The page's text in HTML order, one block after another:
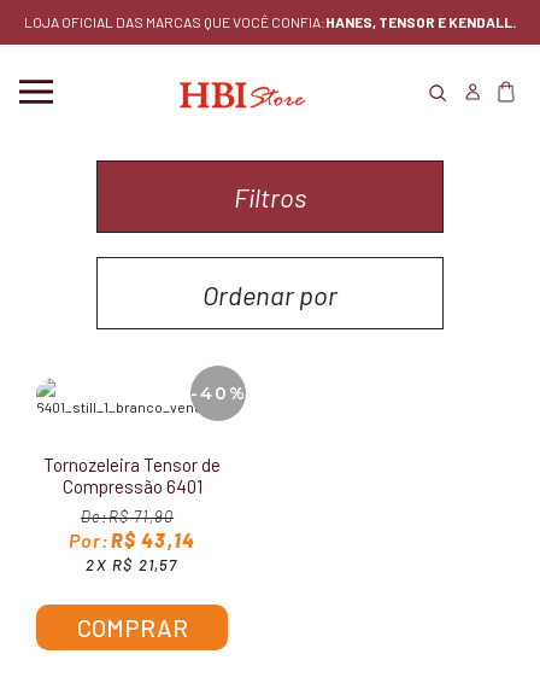
LOJA OFICIAL DAS MARCAS QUE VOCÊ CONFIA:HANES, TENSOR E KENDALL.
Filtros
Ordenar por
MAIOR PREÇO
-40%
Tornozeleira Tensor de
Compressão 6401
R$ 71,90
R$ 43,14
2X R$ 21,57
COMPRAR